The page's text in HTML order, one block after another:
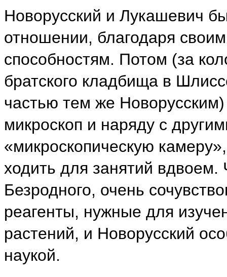
Новорусский и Лукашевич
отношении, благодаря
способностям. Потом (за
братского кладбища в
частью тем же
микроскоп и наряду с
«микроскопическую
ходить для занятий вдвоем.
Безродного, очень
реагенты, нужные для
растений, и Новорусский
наукой.